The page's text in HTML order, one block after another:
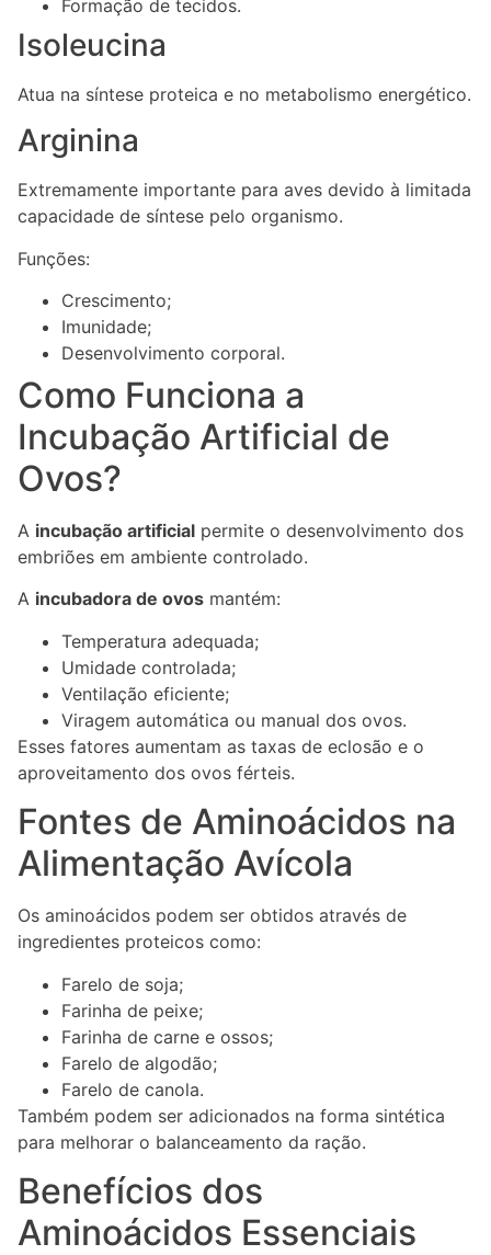
Formação de tecidos.
Isoleucina
Atua na síntese proteica e no metabolismo energético.
Arginina
Extremamente importante para aves devido à limitada
capacidade de síntese pelo organismo.
Funções:
Crescimento;
Imunidade;
Desenvolvimento corporal.
Como Funciona a
Incubação Artificial de
Ovos?
A incubação artificial permite o desenvolvimento dos
embriões em ambiente controlado.
A incubadora de ovos mantém:
Temperatura adequada;
Umidade controlada;
Ventilação eficiente;
Viragem automática ou manual dos ovos.
Esses fatores aumentam as taxas de eclosão e o
aproveitamento dos ovos férteis.
Fontes de Aminoácidos na
Alimentação Avícola
Os aminoácidos podem ser obtidos através de
ingredientes proteicos como:
Farelo de soja;
Farinha de peixe;
Farinha de carne e ossos;
Farelo de algodão;
Farelo de canola.
Também podem ser adicionados na forma sintética
para melhorar o balanceamento da ração.
Benefícios dos
Aminoácidos Essenciais